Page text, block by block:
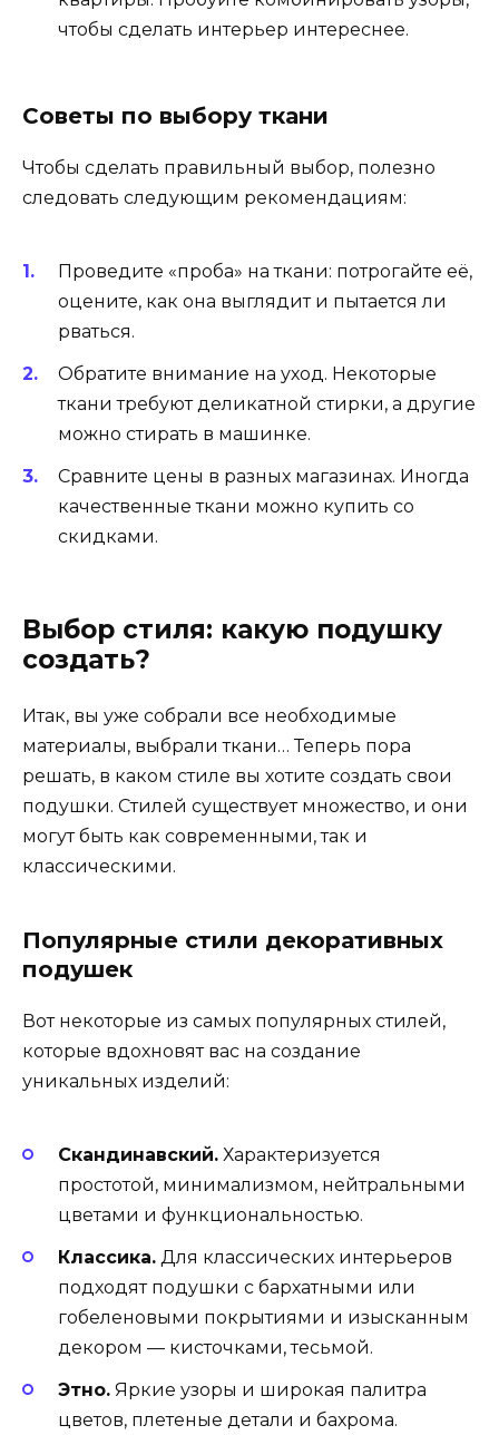
чтобы сделать интерьер интереснее.
Советы по выбору ткани
Чтобы сделать правильный выбор, полезно
следовать следующим рекомендациям:
Проведите «проба» на ткани: потрогайте её,
оцените, как она выглядит и пытается ли
рваться.
Обратите внимание на уход. Некоторые
ткани требуют деликатной стирки, а другие
можно стирать в машинке.
Сравните цены в разных магазинах. Иногда
качественные ткани можно купить со
скидками.
Выбор стиля: какую подушку
создать?
Итак, вы уже собрали все необходимые
материалы, выбрали ткани… Теперь пора
решать, в каком стиле вы хотите создать свои
подушки. Стилей существует множество, и они
могут быть как современными, так и
классическими.
Популярные стили декоративных
подушек
Вот некоторые из самых популярных стилей,
которые вдохновят вас на создание
уникальных изделий:
Скандинавский. Характеризуется
простотой, минимализмом, нейтральными
цветами и функциональностью.
Классика. Для классических интерьеров
подходят подушки с бархатными или
гобеленовыми покрытиями и изысканным
декором — кисточками, тесьмой.
Этно. Яркие узоры и широкая палитра
цветов, плетеные детали и бахрома.